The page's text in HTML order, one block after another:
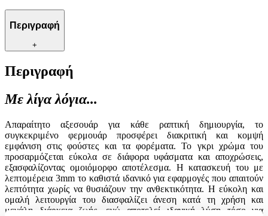
Περιγραφή
+
Περιγραφή
Με λίγα λόγια...
Απαραίτητο αξεσουάρ για κάθε ραπτική δημιουργία, το
συγκεκριμένο φερμουάρ προσφέρει διακριτική και κομψή
εμφάνιση στις φούστες και τα φορέματα. Το γκρι χρώμα του
προσαρμόζεται εύκολα σε διάφορα υφάσματα και αποχρώσεις,
εξασφαλίζοντας ομοιόμορφο αποτέλεσμα. Η κατασκευή του με
λεπτομέρεια 3mm το καθιστά ιδανικό για εφαρμογές που απαιτούν
λεπτότητα χωρίς να θυσιάζουν την ανθεκτικότητα. Η εύκολη και
ομαλή λειτουργία του διασφαλίζει άνεση κατά τη χρήση και
μεγάλη διάρκεια ζωής, ενώ αποτελεί ιδανική λύση τόσο για